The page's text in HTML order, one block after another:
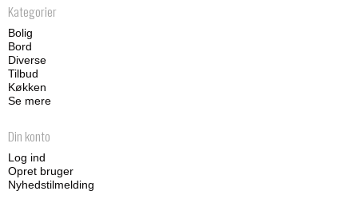
Kategorier
Bolig
Bord
Diverse
Tilbud
Køkken
Se mere
Din konto
Log ind
Opret bruger
Nyhedstilmelding